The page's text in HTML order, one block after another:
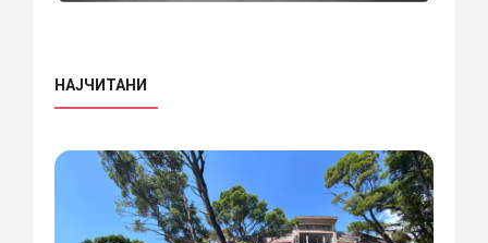
НАЈЧИТАНИ